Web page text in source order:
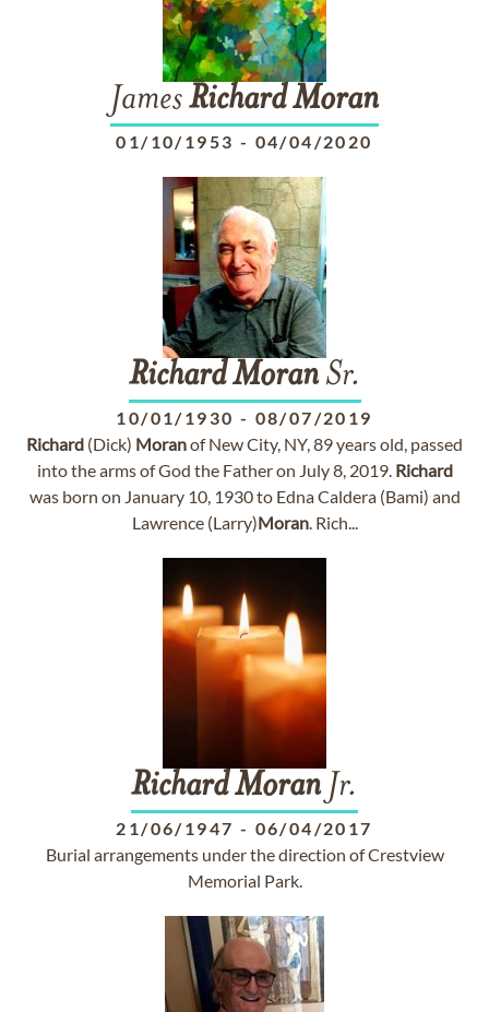
JamesRichardMoran
01/10/1953 - 04/04/2020
Richard MoranSr.
10/01/1930 - 08/07/2019
Richard (Dick) Moranof New City, NY, 89 years old, passed
into the arms of God the Father on July 8, 2019. Richard
was born on January 10, 1930 to Edna Caldera (Bami) and
Lawrence (Larry)Moran. Rich...
RichardMoran Jr.
21/06/1947 - 06/04/2017
Burial arrangements under the direction of Crestview
Memorial Park.